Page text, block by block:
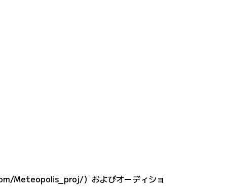
Meteopolis_proj/）およびオーディショ